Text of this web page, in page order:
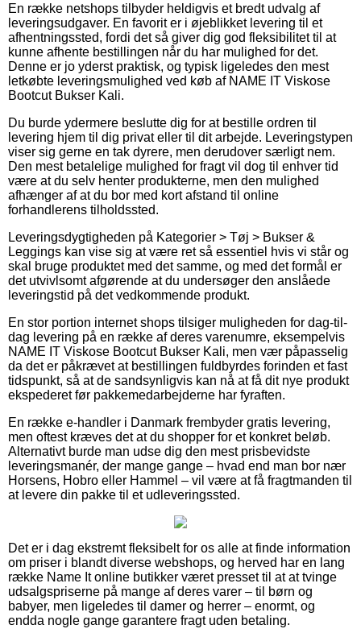
En række netshops tilbyder heldigvis et bredt udvalg af
leveringsudgaver. En favorit er i øjeblikket levering til et
afhentningssted, fordi det så giver dig god fleksibilitet til at
kunne afhente bestillingen når du har mulighed for det.
Denne er jo yderst praktisk, og typisk ligeledes den mest
letkøbte leveringsmulighed ved køb af NAME IT Viskose
Bootcut Bukser Kali.
Du burde ydermere beslutte dig for at bestille ordren til
levering hjem til dig privat eller til dit arbejde. Leveringstypen
viser sig gerne en tak dyrere, men derudover særligt nem.
Den mest betalelige mulighed for fragt vil dog til enhver tid
være at du selv henter produkterne, men den mulighed
afhænger af at du bor med kort afstand til online
forhandlerens tilholdssted.
Leveringsdygtigheden på Kategorier > Tøj > Bukser &
Leggings kan vise sig at være ret så essentiel hvis vi står og
skal bruge produktet med det samme, og med det formål er
det utvivlsomt afgørende at du undersøger den anslåede
leveringstid på det vedkommende produkt.
En stor portion internet shops tilsiger muligheden for dag-til-
dag levering på en række af deres varenumre, eksempelvis
NAME IT Viskose Bootcut Bukser Kali, men vær påpasselig
da det er påkrævet at bestillingen fuldbyrdes forinden et fast
tidspunkt, så at de sandsynligvis kan nå at få dit nye produkt
ekspederet før pakkemedarbejderne har fyraften.
En række e-handler i Danmark frembyder gratis levering,
men oftest kræves det at du shopper for et konkret beløb.
Alternativt burde man udse dig den mest prisbevidste
leveringsmanér, der mange gange – hvad end man bor nær
Horsens, Hobro eller Hammel – vil være at få fragtmanden til
at levere din pakke til et udleveringssted.
Det er i dag ekstremt fleksibelt for os alle at finde information
om priser i blandt diverse webshops, og herved har en lang
række Name It online butikker været presset til at at tvinge
udsalgspriserne på mange af deres varer – til børn og
babyer, men ligeledes til damer og herrer – enormt, og
endda nogle gange garantere fragt uden betaling.